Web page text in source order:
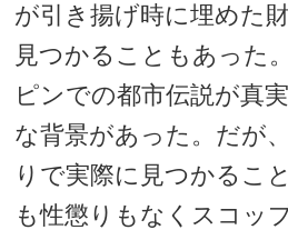
が引き揚げ時に埋めた
見つかることもあった
ピンでの都市伝説が真
な背景があった。だが
りで実際に見つかるこ
も性懲りもなくスコッ